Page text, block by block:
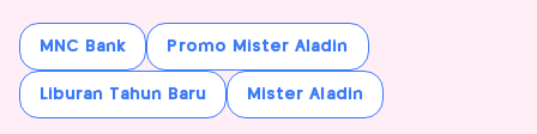
MNC Bank Promo Mister Aladin
Liburan Tahun Baru Mister Aladin